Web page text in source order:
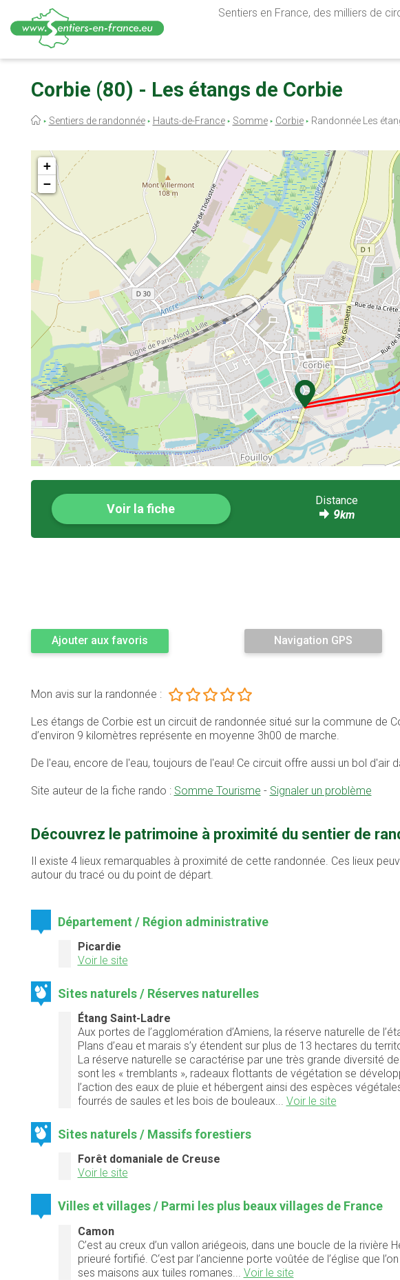
contenu
Sentiers en France, des milliers de
Corbie (80) - Les étangs de Corbie
Fil
Sentiers de randonnée Hauts-de-France Somme Corbie Randonnée Les
+
−
Voir la fiche
Distance
9km
Ajouter aux favoris Navigation GPS
Mon avis sur la randonnée :
Les étangs de Corbie est un circuit de randonnée situé sur la commune de
d’environ 9 kilomètres représente en moyenne 3h00 de marche.
De l'eau, encore de l'eau, toujours de l'eau! Ce circuit offre aussi un bol d'air
Site auteur de la fiche rando : Somme Tourisme - Signaler un problème
Découvrez le patrimoine à proximité du sentier de
Il existe 4 lieux remarquables à proximité de cette randonnée. Ces lieux
autour du tracé ou du point de départ.
Département / Région administrative
Picardie
Voir le site
Sites naturels / Réserves naturelles
Étang Saint-Ladre
Aux portes de l’agglomération d’Amiens, la réserve naturelle de
Plans d’eau et marais s’y étendent sur plus de 13 hectares du
La réserve naturelle se caractérise par une très grande diversité
sont les « tremblants », radeaux flottants de végétation se
l’action des eaux de pluie et hébergent ainsi des espèces
fourrés de saules et les bois de bouleaux... Voir le site
Sites naturels / Massifs forestiers
Forêt domaniale de Creuse
Voir le site
Villes et villages / Parmi les plus beaux villages de France
Camon
C’est au creux d’un vallon ariégeois, dans une boucle de la
prieuré fortifié. C‘est par l’ancienne porte voûtée de l’église que
ses maisons aux tuiles romanes... Voir le site